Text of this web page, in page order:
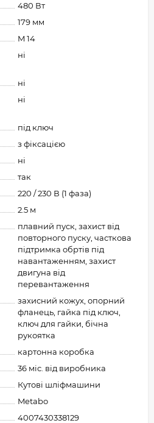
480 Вт
179 мм
M 14
ні
ні
ні
під ключ
з фіксацією
ні
так
220 / 230 В (1 фаза)
2.5 м
плавний пуск, захист від
повторного пуску, часткова
підтримка обртів під
навантаженням, захист
двигуна від
перевантаження
захисний кожух, опорний
фланець, гайка під ключ,
ключ для гайки, бічна
рукоятка
картонна коробка
36 міс. від виробника
Кутові шліфмашини
Metabo
4007430338129